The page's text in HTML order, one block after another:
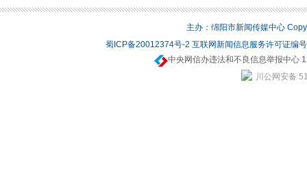
主办：绵阳市新闻传媒中心
蜀ICP备20012374号-2 互联网新闻信息服务许可证编
中央网信办违法和不良信息举报中心
川公网安备